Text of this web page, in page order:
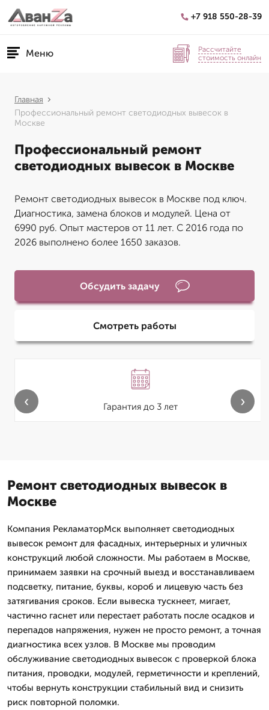
+7 918 550-28-39
Меню
Рассчитайте
стоимость онлайн
Главная
Профессиональный ремонт светодиодных вывесок в
Москве
Профессиональный ремонт
светодиодных вывесок в Москве
Ремонт светодиодных вывесок в Москве под ключ.
Диагностика, замена блоков и модулей. Цена от
6990 руб. Опыт мастеров от 11 лет. С 2016 года по
2026 выполнено более 1650 заказов.
Обсудить задачу
Смотреть работы
Гарантия до 3 лет
‹ ›
Ремонт светодиодных вывесок в
Москве
Компания РекламаторМск выполняет светодиодных
вывесок ремонт для фасадных, интерьерных и уличных
конструкций любой сложности. Мы работаем в Москве,
принимаем заявки на срочный выезд и восстанавливаем
подсветку, питание, буквы, короб и лицевую часть без
затягивания сроков. Если вывеска тускнеет, мигает,
частично гаснет или перестает работать после осадков и
перепадов напряжения, нужен не просто ремонт, а точная
диагностика всех узлов. В Москве мы проводим
обслуживание светодиодных вывесок с проверкой блока
питания, проводки, модулей, герметичности и креплений,
чтобы вернуть конструкции стабильный вид и снизить
риск повторной поломки.